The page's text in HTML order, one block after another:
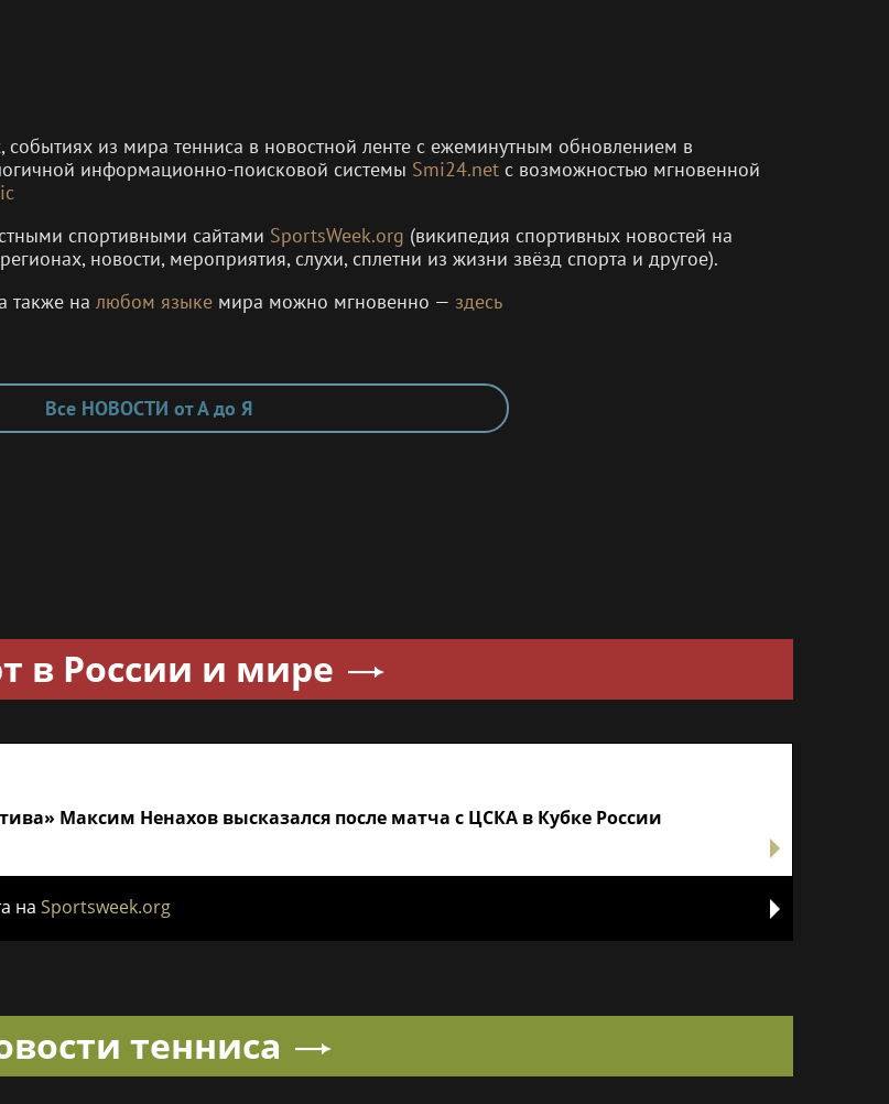
событиях из мира тенниса в новостной ленте с ежеминутным обновлением в
информационно-поисковой системы Smi24.net с возможностью мгновенной
спортивными сайтами SportsWeek.org (википедия спортивных новостей на
новости, мероприятия, слухи, сплетни из жизни звёзд спорта и другое).
также на любом языке мира можно мгновенно — здесь
Все НОВОСТИ от А до Я
в России и мире
Максим Ненахов высказался после матча с ЦСКА в Кубке России
на Sportsweek.org
тенниса